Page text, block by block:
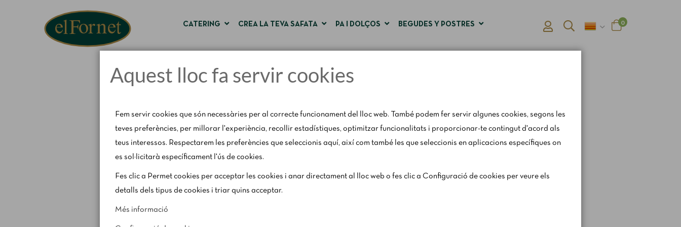
CATERING CREA LA TEVA SAFATA PA I DOLÇOS BEGUDES Y POSTRES 0
Pàgina d'inici Connexió i registre d'usuari
els caps de setmana segons disponibilitat.
Per a qualsevol consulta, escriu-nos a
Aquest lloc fa servir cookies
Fem servir cookies que són necessàries per al correcte funcionament del lloc web. També podem fer servir algunes cookies, segons les
teves preferències, per millorar l'experiència, recollir estadístiques, optimitzar funcionalitats i proporcionar-te contingut d'acord als
teus interessos. Respectarem les preferències que seleccionis aquí, així com també les que seleccionis en aplicacions específiques on
es sol·licitarà específicament l'ús de cookies.
Fes clic a Permet cookies per acceptar les cookies i anar directament al lloc web o fes clic a Configuració de cookies per veure els
detalls dels tipus de cookies i triar quins acceptar.
Més informació